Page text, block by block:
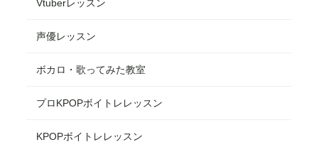
Vtuberレッスン
声優レッスン
ボカロ・歌ってみた教室
プロKPOPボイトレレッスン
KPOPボイトレレッスン